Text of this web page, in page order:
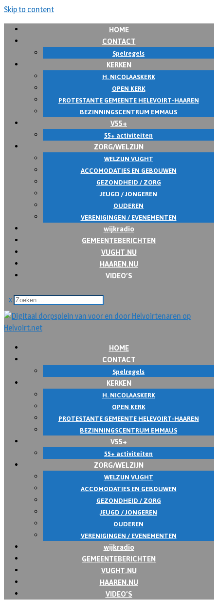
Skip to content
HOME
CONTACT
Spelregels
KERKEN
H. NICOLAASKERK
OPEN KERK
PROTESTANTE GEMEENTE HELEVOIRT-HAAREN
BEZINNINGSCENTRUM EMMAUS
V55+
55+ activiteiten
ZORG/WELZIJN
WELZIJN VUGHT
ACCOMODATIES EN GEBOUWEN
GEZONDHEID / ZORG
JEUGD / JONGEREN
OUDEREN
VERENIGINGEN / EVENEMENTEN
wijkradio
GEMEENTEBERICHTEN
VUGHT.NU
HAAREN.NU
VIDEO’S
x
HOME
CONTACT
Spelregels
KERKEN
H. NICOLAASKERK
OPEN KERK
PROTESTANTE GEMEENTE HELEVOIRT-HAAREN
BEZINNINGSCENTRUM EMMAUS
V55+
55+ activiteiten
ZORG/WELZIJN
WELZIJN VUGHT
ACCOMODATIES EN GEBOUWEN
GEZONDHEID / ZORG
JEUGD / JONGEREN
OUDEREN
VERENIGINGEN / EVENEMENTEN
wijkradio
GEMEENTEBERICHTEN
VUGHT.NU
HAAREN.NU
VIDEO’S